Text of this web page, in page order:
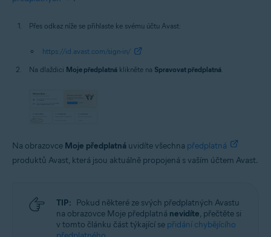
Přes odkaz níže se přihlaste ke svému účtu Avast:
https://id.avast.com/sign-in/
Na dlaždici Moje předplatná klikněte na Spravovat předplatná.
Na obrazovce Moje předplatná uvidíte všechna předplatná
produktů Avast, která jsou aktuálně propojená s vaším účtem Avast.
TIP: Pokud některé ze svých předplatných Avastu
na obrazovce Moje předplatná nevidíte, přečtěte si
v tomto článku část týkající se přidání chybějícího